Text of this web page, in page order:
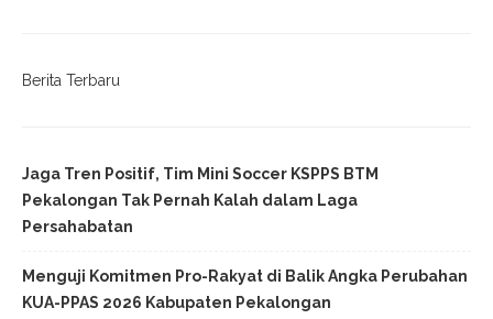
Berita Terbaru
Jaga Tren Positif, Tim Mini Soccer KSPPS BTM
Pekalongan Tak Pernah Kalah dalam Laga
Persahabatan
Menguji Komitmen Pro-Rakyat di Balik Angka Perubahan
KUA-PPAS 2026 Kabupaten Pekalongan